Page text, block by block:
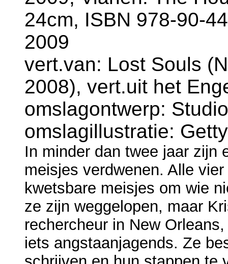
24cm, ISBN 978-90-
2009
vert.van: Lost Souls
2008), vert.uit het
omslagontwerp:
omslagillustratie:
In minder dan twee jaar zijn
meisjes verdwenen. Alle
kwetsbare meisjes om wie
ze zijn weggelopen, maar
rechercheur in New
iets angstaanjagends. Ze